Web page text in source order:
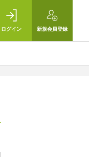
ログイン 新規会員登録